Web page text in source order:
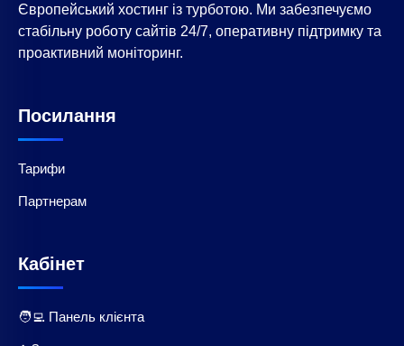
Європейський хостинг із турботою. Ми забезпечуємо
стабільну роботу сайтів 24/7, оперативну підтримку та
проактивний моніторинг.
Посилання
Тарифи
Партнерам
Кабінет
🧑‍💻 Панель клієнта